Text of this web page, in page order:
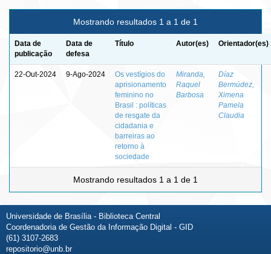
Mostrando resultados 1 a 1 de 1
Data de
publicação
Data de
defesa
Título Autor(es) Orientador(es)
22-Out-2024 9-Ago-2024
Os vestígios do
aprisionamento
feminino no
Brasil : políticas
de resgate da
cidadania e
barreiras ao
retorno à
sociedade
Miranda,
Raquel
Barbosa
Díaz
Bermúdez,
Ximena
Pamela
Claudia
Mostrando resultados 1 a 1 de 1
Universidade de Brasília - Biblioteca Central
Coordenadoria de Gestão da Informação Digital - GID
(61) 3107-2683
repositorio@unb.br